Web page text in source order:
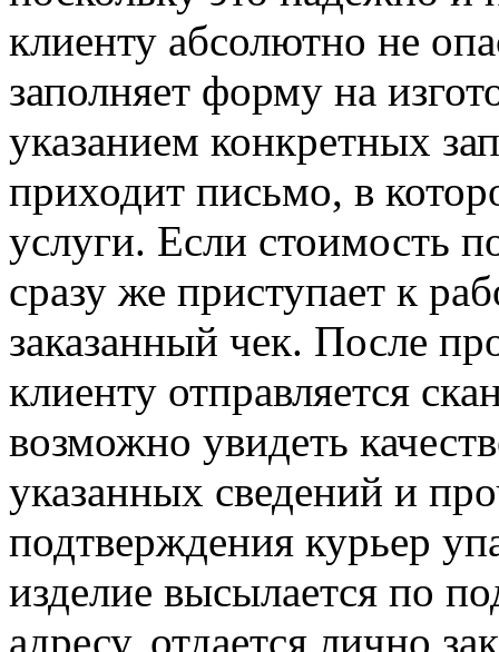
клиенту абсолютно не
заполняет форму на
указанием конкретных
приходит письмо, в
услуги. Если стоимость
сразу же приступает к
заказанный чек. После
клиенту отправляется
возможно увидеть
указанных сведений и
подтверждения курьер
изделие высылается по
адресу, отдается лично